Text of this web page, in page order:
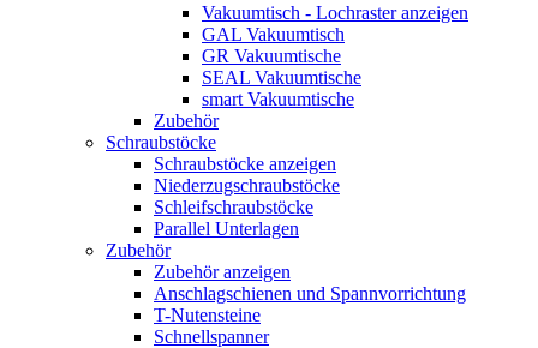
Vakuumtisch - Lochraster anzeigen
GAL Vakuumtisch
GR Vakuumtische
SEAL Vakuumtische
smart Vakuumtische
Zubehör
Schraubstöcke
Schraubstöcke anzeigen
Niederzugschraubstöcke
Schleifschraubstöcke
Parallel Unterlagen
Zubehör
Zubehör anzeigen
Anschlagschienen und Spannvorrichtung
T-Nutensteine
Schnellspanner